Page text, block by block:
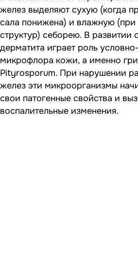
желез выделяют сухую (когда
сала понижена) и влажную (при
структур) себорею. В развитии
дерматита играет роль
микрофлора кожи, а именно
Pityrosporum. При нарушении
желез эти микроорганизмы
свои патогенные свойства и
воспалительные изменения.